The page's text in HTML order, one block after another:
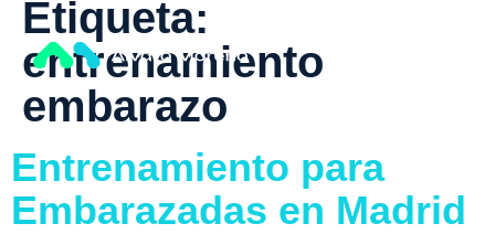
Lanzamiento
Política
de
cookies
Etiqueta:
entrenamiento
embarazo
Entrenamiento para
Embarazadas en Madrid